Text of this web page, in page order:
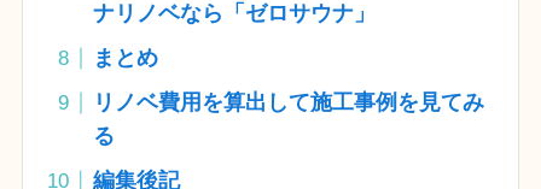
ナリノベなら「ゼロサウナ」
まとめ
リノベ費用を算出して施工事例を見てみ
る
編集後記